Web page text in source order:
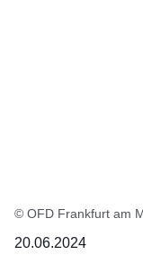
© OFD Frankfurt am
20.06.2024